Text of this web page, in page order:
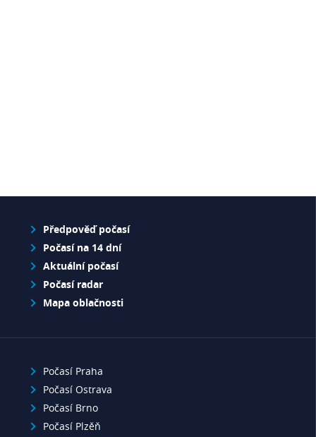
Předpověď počasí
Počasí na 14 dní
Aktuální počasí
Počasí radar
Mapa oblačnosti
Počasí Praha
Počasí Ostrava
Počasí Brno
Počasí Plzěň